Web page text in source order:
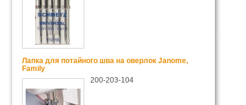
Лапка для потайного шва на оверлок Janome,
Family
200-203-104